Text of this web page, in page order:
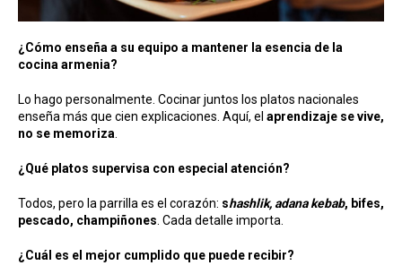
¿Cómo enseña a su equipo a mantener la esencia de la
cocina armenia?
Lo hago personalmente. Cocinar juntos los platos nacionales
enseña más que cien explicaciones. Aquí, el aprendizaje se vive,
no se memoriza
¿Qué platos supervisa con especial atención?
Todos, pero la parrilla es el corazón: shashlik, adana kebab, bifes,
pescado, champiñones . Cada detalle importa.
¿Cuál es el mejor cumplido que puede recibir?